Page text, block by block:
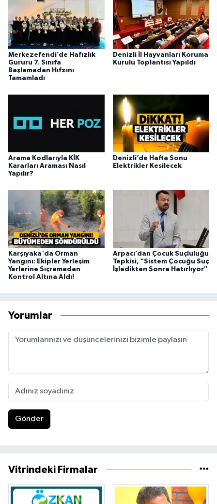
Merkezefendi’de Hafızlık
Gururu 7. Sınıfa
Başlamadan Hıfzını
Tamamladı
Denizli İl Hayvanları Koruma
Kurulu Toplantısı Yapıldı
Arama Kodlarıyla KİK
Kararları Araması Nasıl
Yapılır?
Denizli’de Hafta Sonu
Elektrikler Kesilecek
Karşıyaka'da Orman
Yangını: Ekipler Yerleşim
Yerlerine Sıçramadan
Kontrol Altına Aldı!
Arpacı’dan Çocuk Suçluluğu
Tepkisi, "Sistem Çocuğu Suç
İşledikten Sonra Hatırlıyor"
Yorumlar
Gönder
Vitrindeki Firmalar